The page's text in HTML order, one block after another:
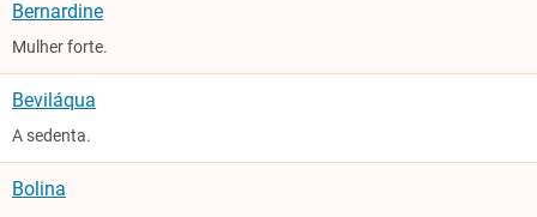
Bernardine
Mulher forte.
Beviláqua
A sedenta.
Bolina